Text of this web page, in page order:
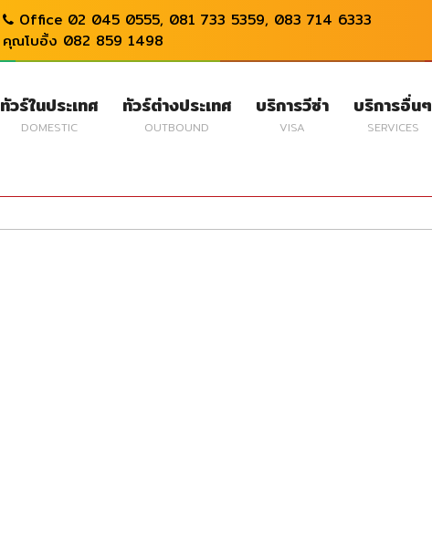
Office 02 045 0555, 081 733 5359, 083 714 6333
คุณโบอิ้ง 082 859 1498
ทัวร์ในประเทศ
DOMESTIC
ทัวร์ต่างประเทศ
OUTBOUND
บริการวีซ่า
VISA
บริการอื่นๆ
SERVICES